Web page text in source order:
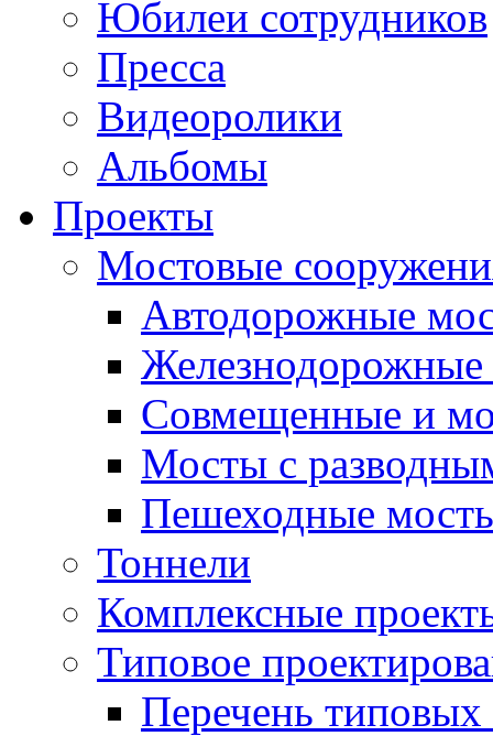
Юбилеи сотрудников
Пресса
Видеоролики
Альбомы
Проекты
Мостовые
Автодорожные
Совмещенные и
Мосты с
Пешеходные
Тоннели
Комплексные
Типовое
Перечень типовых